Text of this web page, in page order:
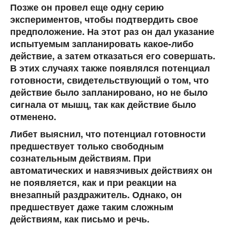
Позже он провел еще одну серию
экспериментов, чтобы подтвердить свое
предположение. На этот раз он дал указание
испытуемым запланировать какое-либо
действие, а затем отказаться его совершать.
В этих случаях также появлялся потенциал
готовности, свидетельствующий о том, что
действие было запланировано, но не было
сигнала от мышц, так как действие было
отменено.
Либет выяснил, что потенциал готовности
предшествует только свободным
сознательным действиям. При
автоматических и навязчивых действиях он
не появляется, как и при реакции на
внезапный раздражитель. Однако, он
предшествует даже таким сложным
действиям, как письмо и речь.